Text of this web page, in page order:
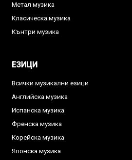
Метал музика
Класическа музика
Кънтри музика
ЕЗИЦИ
Всички музикални езици
Английска музика
Испанска музика
Френска музика
Корейска музика
Японска музика